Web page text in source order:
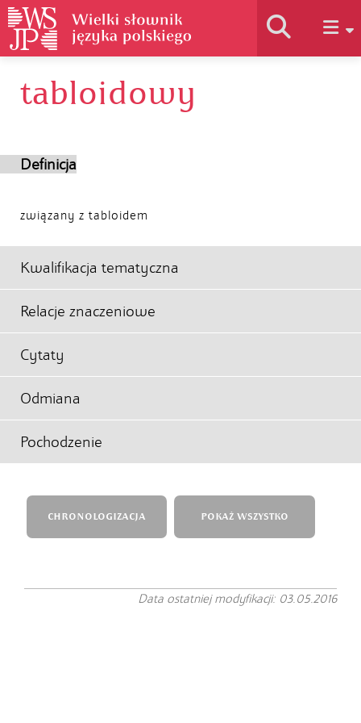
Historia słownika
tabloidowy
Definicja
związany z tabloidem
Kwalifikacja tematyczna
Relacje znaczeniowe
Cytaty
Odmiana
Pochodzenie
CHRONOLOGIZACJA POKAŻ WSZYSTKO
Data ostatniej modyfikacji: 03.05.2016